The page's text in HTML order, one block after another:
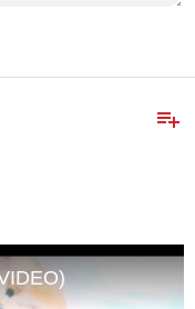
playlist_add